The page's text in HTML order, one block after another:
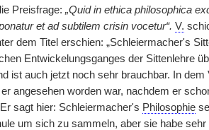
Preisfrage: „Quid in ethica philosophica
et ad subtilem crisin vocetur“. V.
dem Titel erschien: „Schleiermacher's
Entwickelungsganges der Sittenlehre
ist auch jetzt noch sehr brauchbar. In
angesehen worden war, nachdem er
sagt hier: Schleiermacher's Philosophie
um sich zu sammeln, aber sie habe sehr